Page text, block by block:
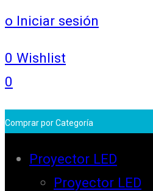
o Iniciar sesión
0 Wishlist
0
Comprar por Categoría
Proyector LED
Proyector LED